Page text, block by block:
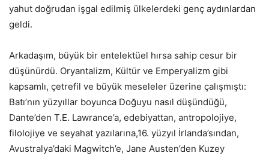
yahut doğrudan işgal edilmiş ülkelerdeki genç aydınlardan
geldi.
Arkadaşım, büyük bir entelektüel hırsa sahip cesur bir
düşünürdü. Oryantalizm, Kültür ve Emperyalizm gibi
kapsamlı, çetrefil ve büyük meseleler üzerine çalışmıştı:
Batı’nın yüzyıllar boyunca Doğuyu nasıl düşündüğü,
Dante’den T.E. Lawrance’a, edebiyattan, antropolojiye,
filolojiye ve seyahat yazılarına,16. yüzyıl İrlanda’sından,
Avustralya’daki Magwitch’e, Jane Austen’den Kuzey